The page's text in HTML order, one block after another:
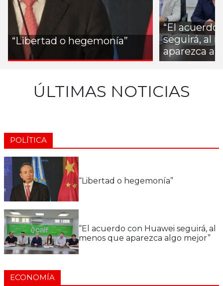
“Libertad o hegemonía”
“El
seguirá, al
aparezca
ÚLTIMAS NOTICIAS
POLÍTICA
“Libertad o hegemonía”
“El acuerdo con Huawei seguirá, al
menos que aparezca algo mejor”
ECONOMÍA